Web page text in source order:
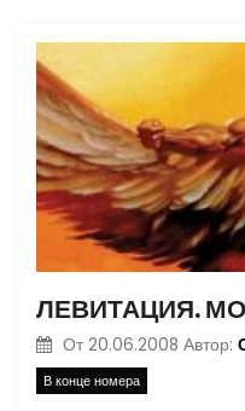
От 20.06.2008 Автор:
В конце номера